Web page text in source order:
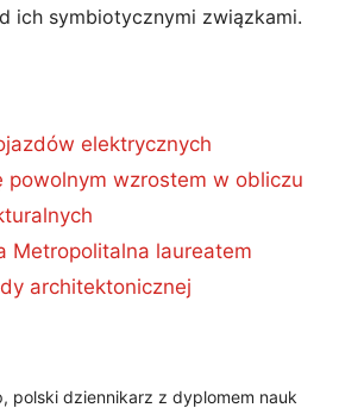
ich symbiotycznymi związkami.
elektrycznych
powolnym wzrostem w obliczu
Metropolitalna laureatem
architektonicznej
polski dziennikarz z dyplomem nauk